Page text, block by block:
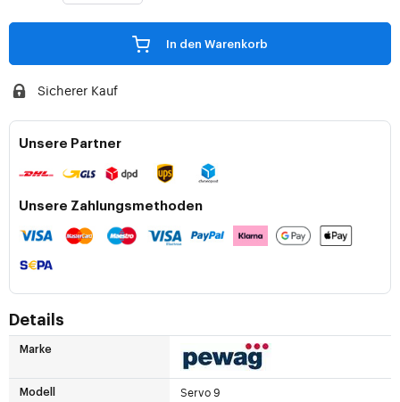
In den Warenkorb
Sicherer Kauf
Unsere Partner
Unsere Zahlungsmethoden
Details
Marke
Modell Servo 9